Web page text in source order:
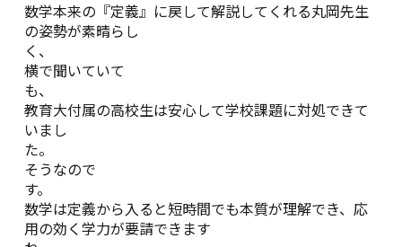
数学本来の『定義』に戻して解説してくれる丸岡先生
の姿勢が素晴らし
く
横で聞いていて
教育大付属の高校生は安心して学校課題に対処できて
いまし
た
そうなので
す
数学は定義から入ると短時間でも本質が理解でき、応
用の効く学力が要請できます